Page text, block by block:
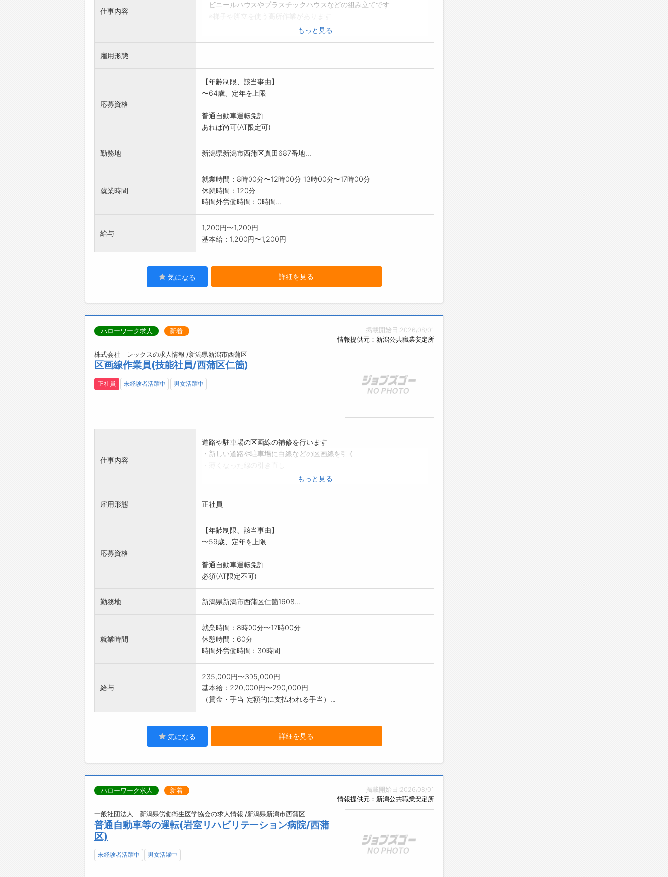
仕事内容
ビニールハウスやプラスチックハウスなどの組み立てです
※材料はアルミやプラスチックですので、重量物ではありません
もっと見る
雇用形態
応募資格
【年齢制限、該当事由】
〜64歳、定年を上限
普通自動車運転免許
あれば尚可(AT限定可)
勤務地 新潟県新潟市西蒲区真田687番地...
就業時間
就業時間：8時00分〜12時00分 13時00分〜17時00分
休憩時間：120分
時間外労働時間：0時間...
給与
1,200円〜1,200円
基本給：1,200円〜1,200円
気になる 詳細を見る
掲載開始日:2026/08/01
情報提供元：新潟公共職業安定所
ハローワーク求人 新着
株式会社 レックスの求人情報 /新潟県新潟市西蒲区
区画線作業員(技能社員/西蒲区仁箇)
正社員 未経験者活躍中 男女活躍中
仕事内容
道路や駐車場の区画線の補修を行います
・新しい道路や駐車場に白線などの区画線を引く
「変更範囲」:すべての業務
もっと見る
雇用形態 正社員
応募資格
【年齢制限、該当事由】
〜59歳、定年を上限
普通自動車運転免許
必須(AT限定不可)
勤務地 新潟県新潟市西蒲区仁箇1608...
就業時間
就業時間：8時00分〜17時00分
休憩時間：60分
時間外労働時間：30時間
給与
235,000円〜305,000円
基本給：220,000円〜290,000円
（賃金・手当_定額的に支払われる手当）...
気になる 詳細を見る
掲載開始日:2026/08/01
情報提供元：新潟公共職業安定所
ハローワーク求人 新着
一般社団法人 新潟県労働衛生医学協会の求人情報 /新潟県新潟市西蒲区
普通自動車等の運転(岩室リハビリテーション病院/西蒲
区)
未経験者活躍中 男女活躍中